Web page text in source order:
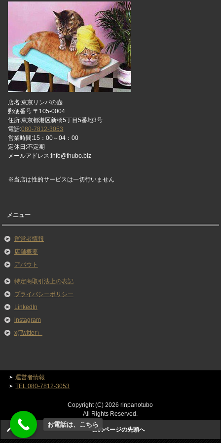
店名:東京リンパの壺
郵便番号:〒105-0004
住所:東京都港区新橋5丁目5番地3号
電話:080-7812-3053
営業時間:15：00～04：00
定休日:不定期
メールアドレス:info@thubo.biz
※当店は性的サービスは一切行いません
メニュー
運営者情報
店舗概要
アバウト
特定商取引法上の表記
プライバシーポリシー
LinkedIn
instagram
x(Twitter）
運営者情報
TEL:080-7812-3053
Copyright (C) 2026 rinpanotubo
All Rights Reserved.
このページの先頭へ
お電話は、こちら